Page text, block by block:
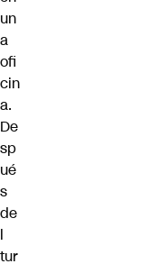
un
a
ofi
cin
a.
De
sp
ué
s
de
l
tur